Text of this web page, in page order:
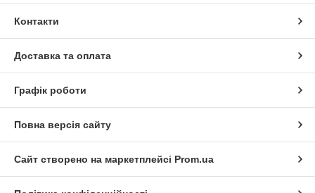
Контакти
Доставка та оплата
Графік роботи
Повна версія сайту
Сайт створено на маркетплейсі Prom.ua